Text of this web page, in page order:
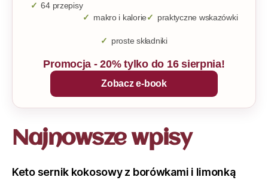
64 przepisy
makro i kalorie
praktyczne wskazówki
proste składniki
Promocja - 20% tylko do 16 sierpnia!
Zobacz e-book
Najnowsze wpisy
Keto sernik kokosowy z borówkami i limonką